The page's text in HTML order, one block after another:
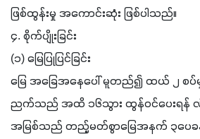
ဖြစ်ထွန်းမှု အကောင်းဆုံး ဖြစ်ပါသည်။
၄. စိုက်ပျိုးခြင်း
(၁) မြေပြုပြင်ခြင်း
မြေ အခြေအနေပေါ် မူတည်၍ ထယ် ၂ စပ်မှ
ညက်သည် အထိ ၁၆သွား ထွန်ဝင်ပေးရန် လို
အမြစ်သည် တည့်မတ်စွာမြေအနက် ၃ပေ